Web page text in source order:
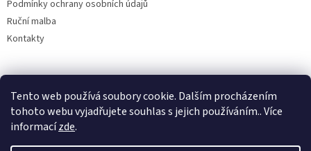
Tento web používá soubory cookie. Dalším procházením
tohoto webu vyjadřujete souhlas s jejich používáním.. Více
informacízde.
Podmínky ochrany osobních údajů
Ruční malba
Kontakty
Facebook